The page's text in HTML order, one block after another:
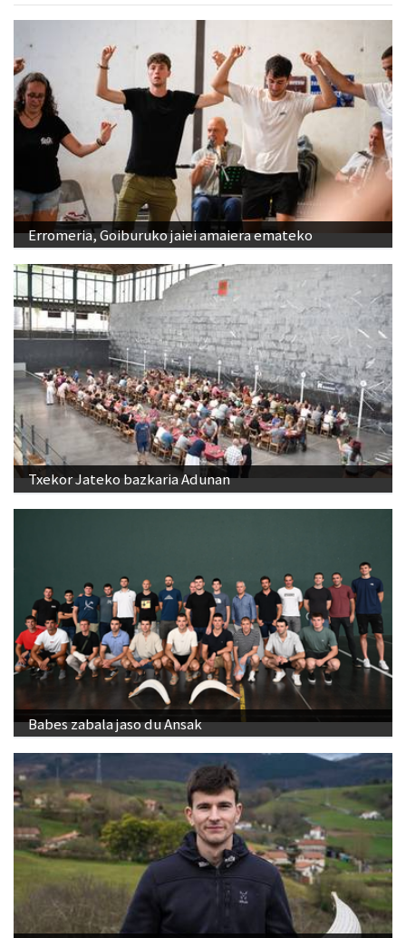
Erromeria, Goiburuko jaiei amaiera emateko
Txekor Jateko bazkaria Adunan
Babes zabala jaso du Ansak
"Banakako Txapelketan jokatzeko nire eskubidea
aldarrikatzen dut"